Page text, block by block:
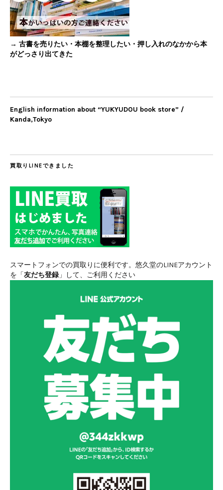
→ 古書を売りたい・本棚を整理したい・押し入れのなかから本
がどっさり出てきた
English information about “YUKYUDOU book store” /
Kanda,Tokyo
買取りLINEできました
スマートフォンでの買取りに便利です。悠久堂のLINEアカウント
を「 友だち登録」して、ご利用ください